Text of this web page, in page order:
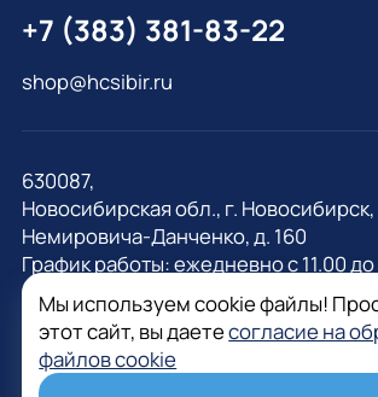
+7 (383) 381-83-22
shop@hcsibir.ru
630087,
Новосибирская обл., г. Новосибирск,
Немировича-Данченко, д. 160
График работы: ежедневно с 11.00
Мы используем cookie файлы!
этот сайт, вы даетесогласие на
файлов cookie